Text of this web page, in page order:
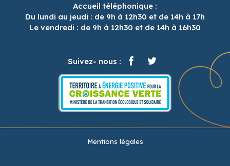
Accueil téléphonique :
Du lundi au jeudi : de 9h à 12h30 et de 14h à 17h
Le vendredi : de 9h à 12h30 et de 14h à 16h30
Suivez- nous :
Mentions légales